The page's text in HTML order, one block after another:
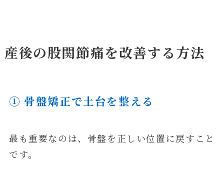
産後の股関節痛を改善する方法
① 骨盤矯正で土台を整える
最も重要なのは、骨盤を正しい位置に戻すこと
です。